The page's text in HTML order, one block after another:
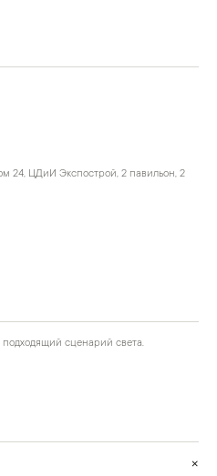
24, ЦДиИ Экспострой, 2 павильон, 2
сценарий света.
+